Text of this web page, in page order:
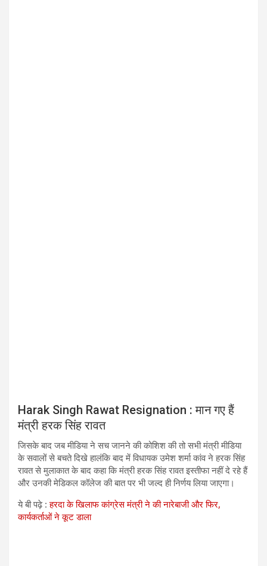
Harak Singh Rawat Resignation : मान गए हैं
मंत्री हरक सिंह रावत
​जिसके बाद जब मीडिया ने सच जानने की कोशिश की तो सभी मंत्री मीडिया
के सवालों से बचते दिखे हालंकि बाद में विधायक उमेश शर्मा कांव ने हरक सिंह
रावत से मुलाकात के बाद कहा कि मंत्री हरक सिंह रावत इस्तीफा नहीं दे रहे हैं
और उनकी मेडिकल कॉलेज की बात पर भी जल्द ही निर्णय लिया जाएगा।
ये बी पढ़े :हरदा के खिलाफ कांग्रेस मंत्री ने की नारेबाजी और फिर,
कार्यकर्ताओं ने कूट डाला